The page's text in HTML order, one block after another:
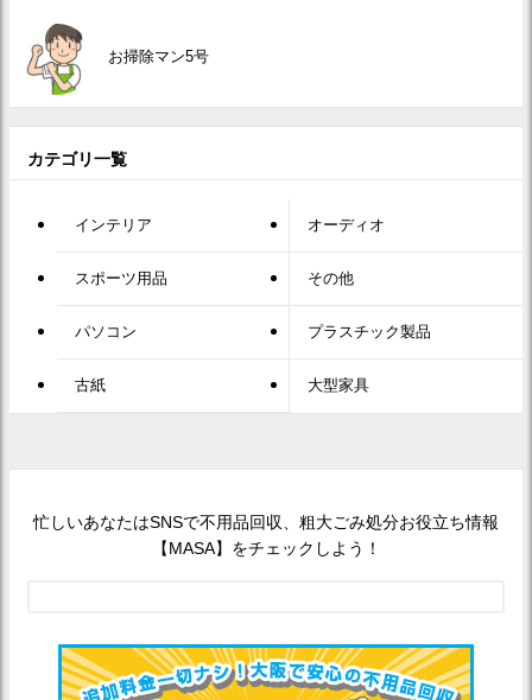
お掃除マン5号
カテゴリ一覧
インテリア オーディオ
スポーツ用品 その他
パソコン プラスチック製品
古紙 大型家具
忙しいあなたはSNSで不用品回収、粗大ごみ処分お役立ち情報
【MASA】をチェックしよう！